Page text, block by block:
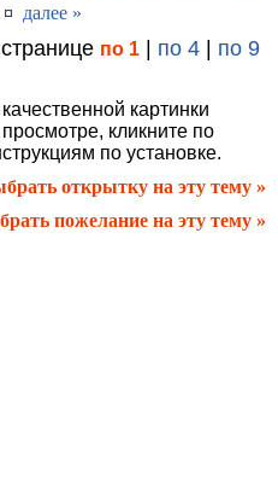
¤ далее »
по 1 | по 4 | по 9
картинки
кликните по
по установке.
открытку на эту тему »
пожелание на эту тему »